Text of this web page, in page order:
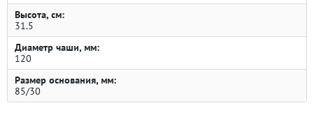
Высота, см:
31.5
Диаметр чаши, мм:
120
Размер основания, мм:
85/30